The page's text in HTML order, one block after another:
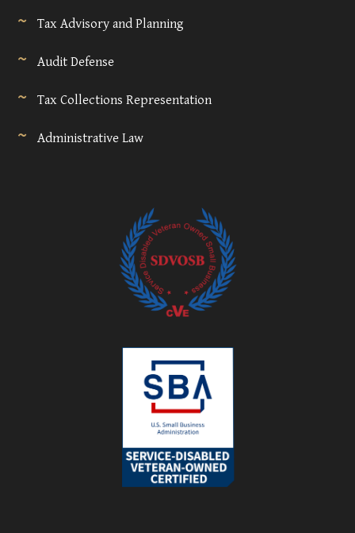
Tax Advisory and Planning
Audit Defense
Tax Collections Representation
Administrative Law